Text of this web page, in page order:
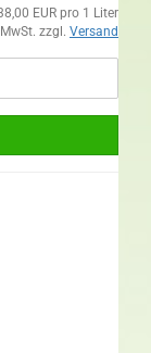
EUR pro 1 Liter
zzgl. Versand